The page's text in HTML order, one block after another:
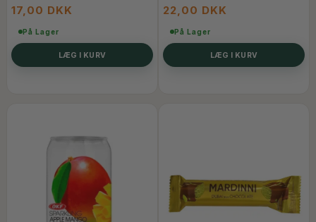
17,00 DKK
På Lager
LÆG I KURV
22,00 DKK
På Lager
LÆG I KURV